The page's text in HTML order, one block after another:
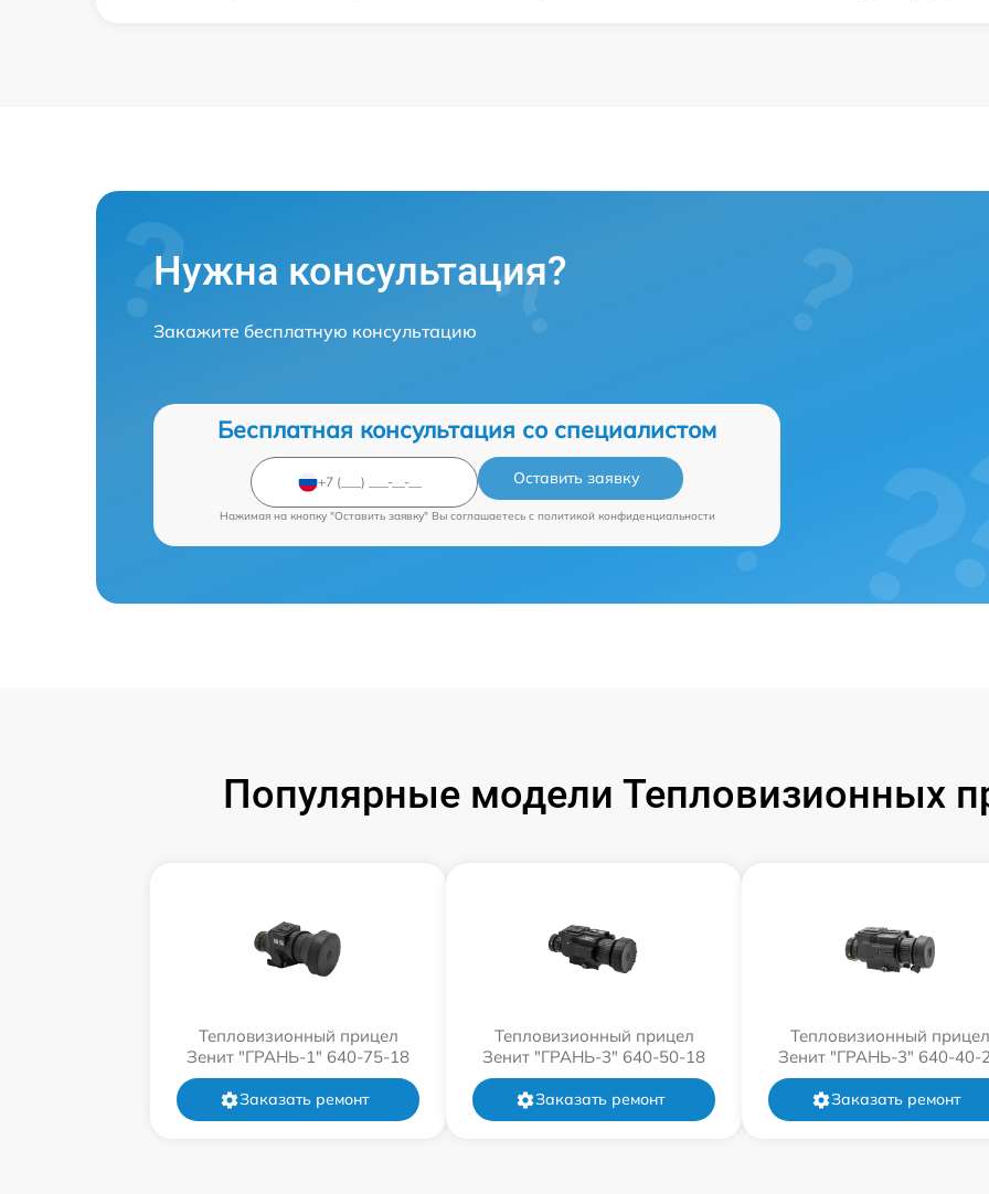
Нужна консультация?
Закажите бесплатную консультацию
Бесплатная консультация со специалистом
Оставить заявку
Нажимая на кнопку "Оставить заявку" Вы соглашаетесь c политикой конфиденциальности
Популярные модели Тепловизионных
Тепловизионный прицел
Зенит "ГРАНЬ-1" 640-75-18
Заказать ремонт
Тепловизионный прицел
Зенит "ГРАНЬ-3" 640-50-18
Заказать ремонт
Тепловизионный прицел
Зенит "ГРАНЬ-3" 640-40-
Заказать ремонт